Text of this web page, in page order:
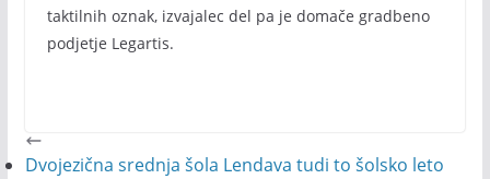
taktilnih oznak, izvajalec del pa je domače gradbeno
podjetje Legartis.
Dvojezična srednja šola Lendava tudi to šolsko leto